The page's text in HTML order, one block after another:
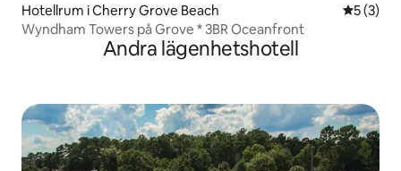
Hotellrum i Cherry Grove Beach 5 av 5 i
5 (3)
Wyndham Towers på Grove * 3BR Oceanfront
Andra lägenhetshotell